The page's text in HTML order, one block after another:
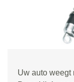
Uw auto weegt